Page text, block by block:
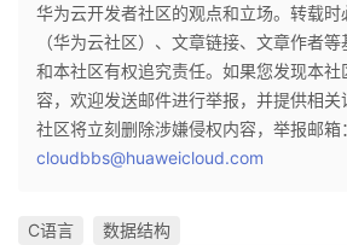
程
认
证
的
实
验
我
的
收
支
持
声
建
议
华为云开发者社区的观点和立场。转载
（华为云社区）、文章链接、文章作者
和本社区有权追究责任。如果您发现本社
容，欢迎发送邮件进行举报，并提供相
社区将立刻删除涉嫌侵权内容，举报邮箱：
cloudbbs@huaweicloud.com
C语言 数据结构